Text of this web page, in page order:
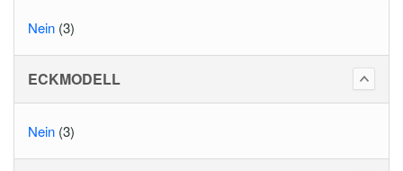
Nein (3)
ECKMODELL
Nein (3)